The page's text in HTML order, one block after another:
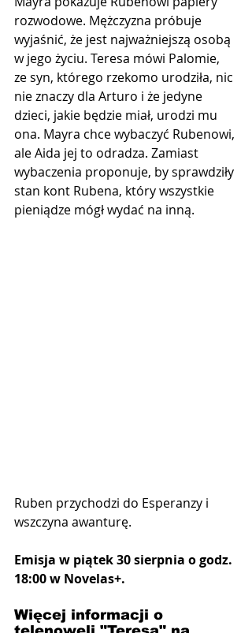
rozwodowe. Mężczyzna próbuje
wyjaśnić, że jest najważniejszą osobą
w jego życiu. Teresa mówi Palomie,
ze syn, którego rzekomo urodziła, nic
nie znaczy dla Arturo i że jedyne
dzieci, jakie będzie miał, urodzi mu
ona. Mayra chce wybaczyć Rubenowi,
ale Aida jej to odradza. Zamiast
wybaczenia proponuje, by sprawdziły
stan kont Rubena, który wszystkie
pieniądze mógł wydać na inną.
Ruben przychodzi do Esperanzy i
wszczyna awanturę.
Emisja w piątek 30 sierpnia o godz.
18:00 w Novelas+.
Więcej informacji o